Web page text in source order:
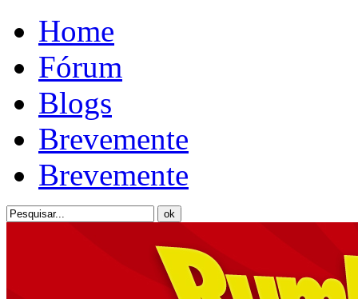
Home
Fórum
Blogs
Brevemente
Brevemente